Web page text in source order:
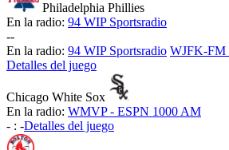
Philadelphia Phillies
En la radio: 94 WIP Sportsradio
--
En la radio: 94 WIP Sportsradio WJFK-FM
Detalles del juego
Chicago White Sox
En la radio: WMVP - ESPN 1000 AM
- : -Detalles del juego